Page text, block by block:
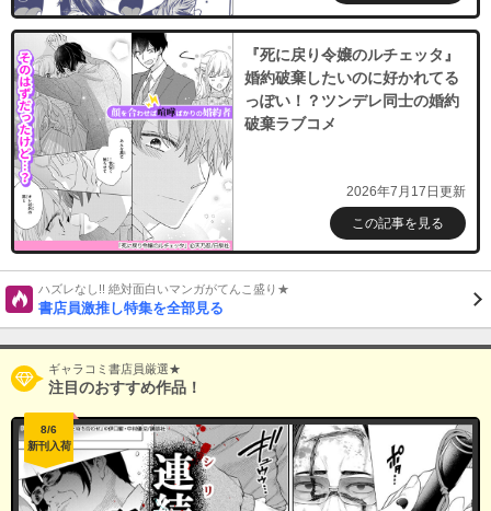
『死に戻り令嬢のルチェッタ』
婚約破棄したいのに好かれてる
っぽい！？ツンデレ同士の婚約
破棄ラブコメ
2026年7月17日更新
この記事を見る
ハズレなし!! 絶対面白いマンガがてんこ盛り★
書店員激推し特集を全部見る
ギャラコミ書店員厳選★
注目のおすすめ作品！
8/6
新刊入荷